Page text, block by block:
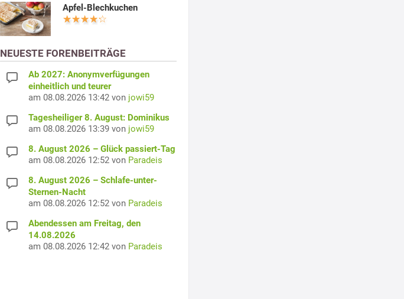
Apfel-Blechkuchen
NEUESTE FORENBEITRÄGE
Ab 2027: Anonymverfügungen
einheitlich und teurer
am 08.08.2026 13:42 von jowi59
Tagesheiliger 8. August: Dominikus
am 08.08.2026 13:39 von jowi59
8. August 2026 – Glück passiert-Tag
am 08.08.2026 12:52 von Paradeis
8. August 2026 – Schlafe-unter-
Sternen-Nacht
am 08.08.2026 12:52 von Paradeis
Abendessen am Freitag, den
14.08.2026
am 08.08.2026 12:42 von Paradeis